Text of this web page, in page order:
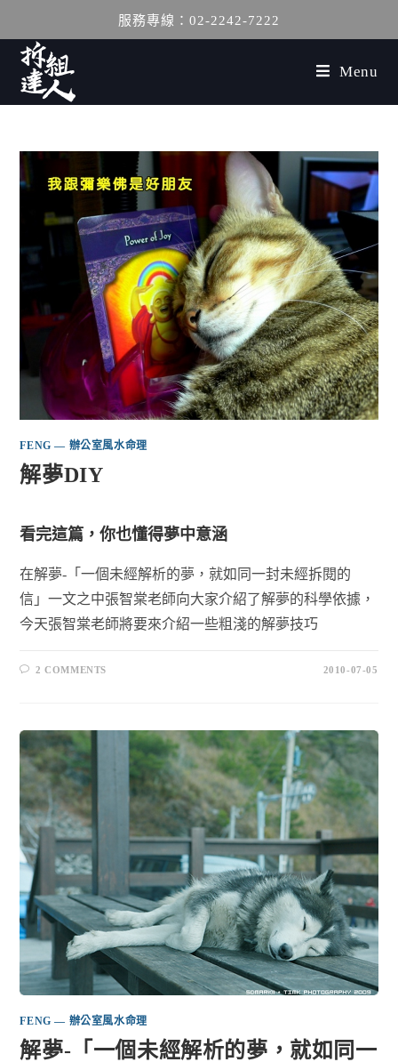
服務專線：02-2242-7222
Menu
FENG — 辦公室風水命理
解夢DIY
看完這篇，你也懂得夢中意涵
在解夢-「一個未經解析的夢，就如同一封未經拆閱的
信」一文之中張智棠老師向大家介紹了解夢的科學依據，
今天張智棠老師將要來介紹一些粗淺的解夢技巧
2 COMMENTS 2010-07-05
FENG — 辦公室風水命理
解夢-「一個未經解析的夢，就如同一